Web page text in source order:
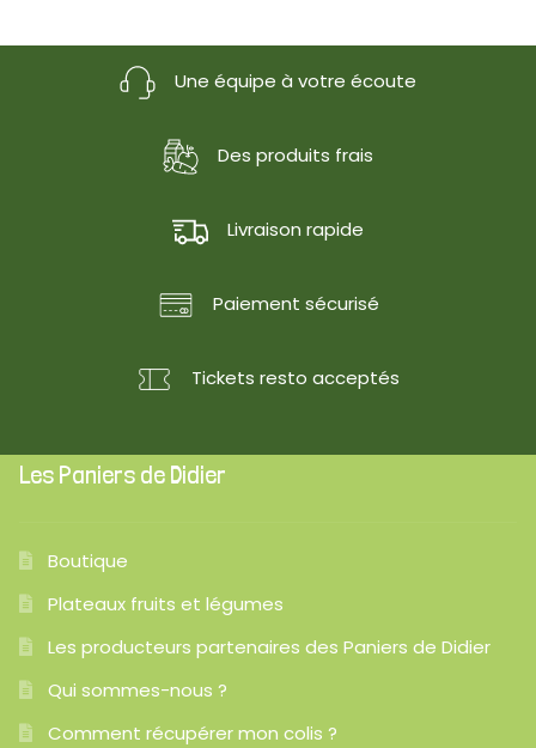
Une équipe à votre écoute
Des produits frais
Livraison rapide
Paiement sécurisé
Tickets resto acceptés
Les Paniers de Didier
Boutique
Plateaux fruits et légumes
Les producteurs partenaires des Paniers de Didier
Qui sommes-nous ?
Comment récupérer mon colis ?